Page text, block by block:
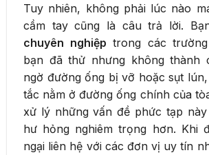
Tuy nhiên, không phải lúc nào
cầm tay cũng là câu trả lời.
chuyên nghiệp trong các
bạn đã thử nhưng không thành
ngờ đường ống bị vỡ hoặc sụt
tắc nằm ở đường ống chính của
xử lý những vấn đề phức tạp
hư hỏng nghiêm trọng hơn. Khi
ngại liên hệ với các đơn vị uy tín